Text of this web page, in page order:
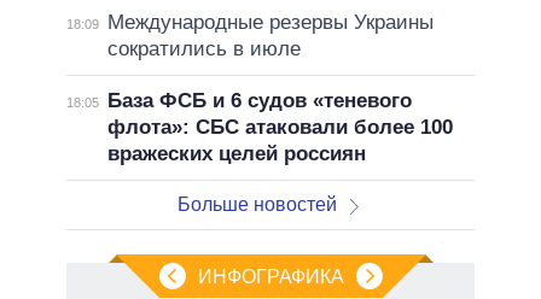
18:09
Международные резервы Украины
сократились в июле
18:05
База ФСБ и 6 судов «теневого
флота»: СБС атаковали более 100
вражеских целей россиян
Больше новостей
ИНФОГРАФИКА